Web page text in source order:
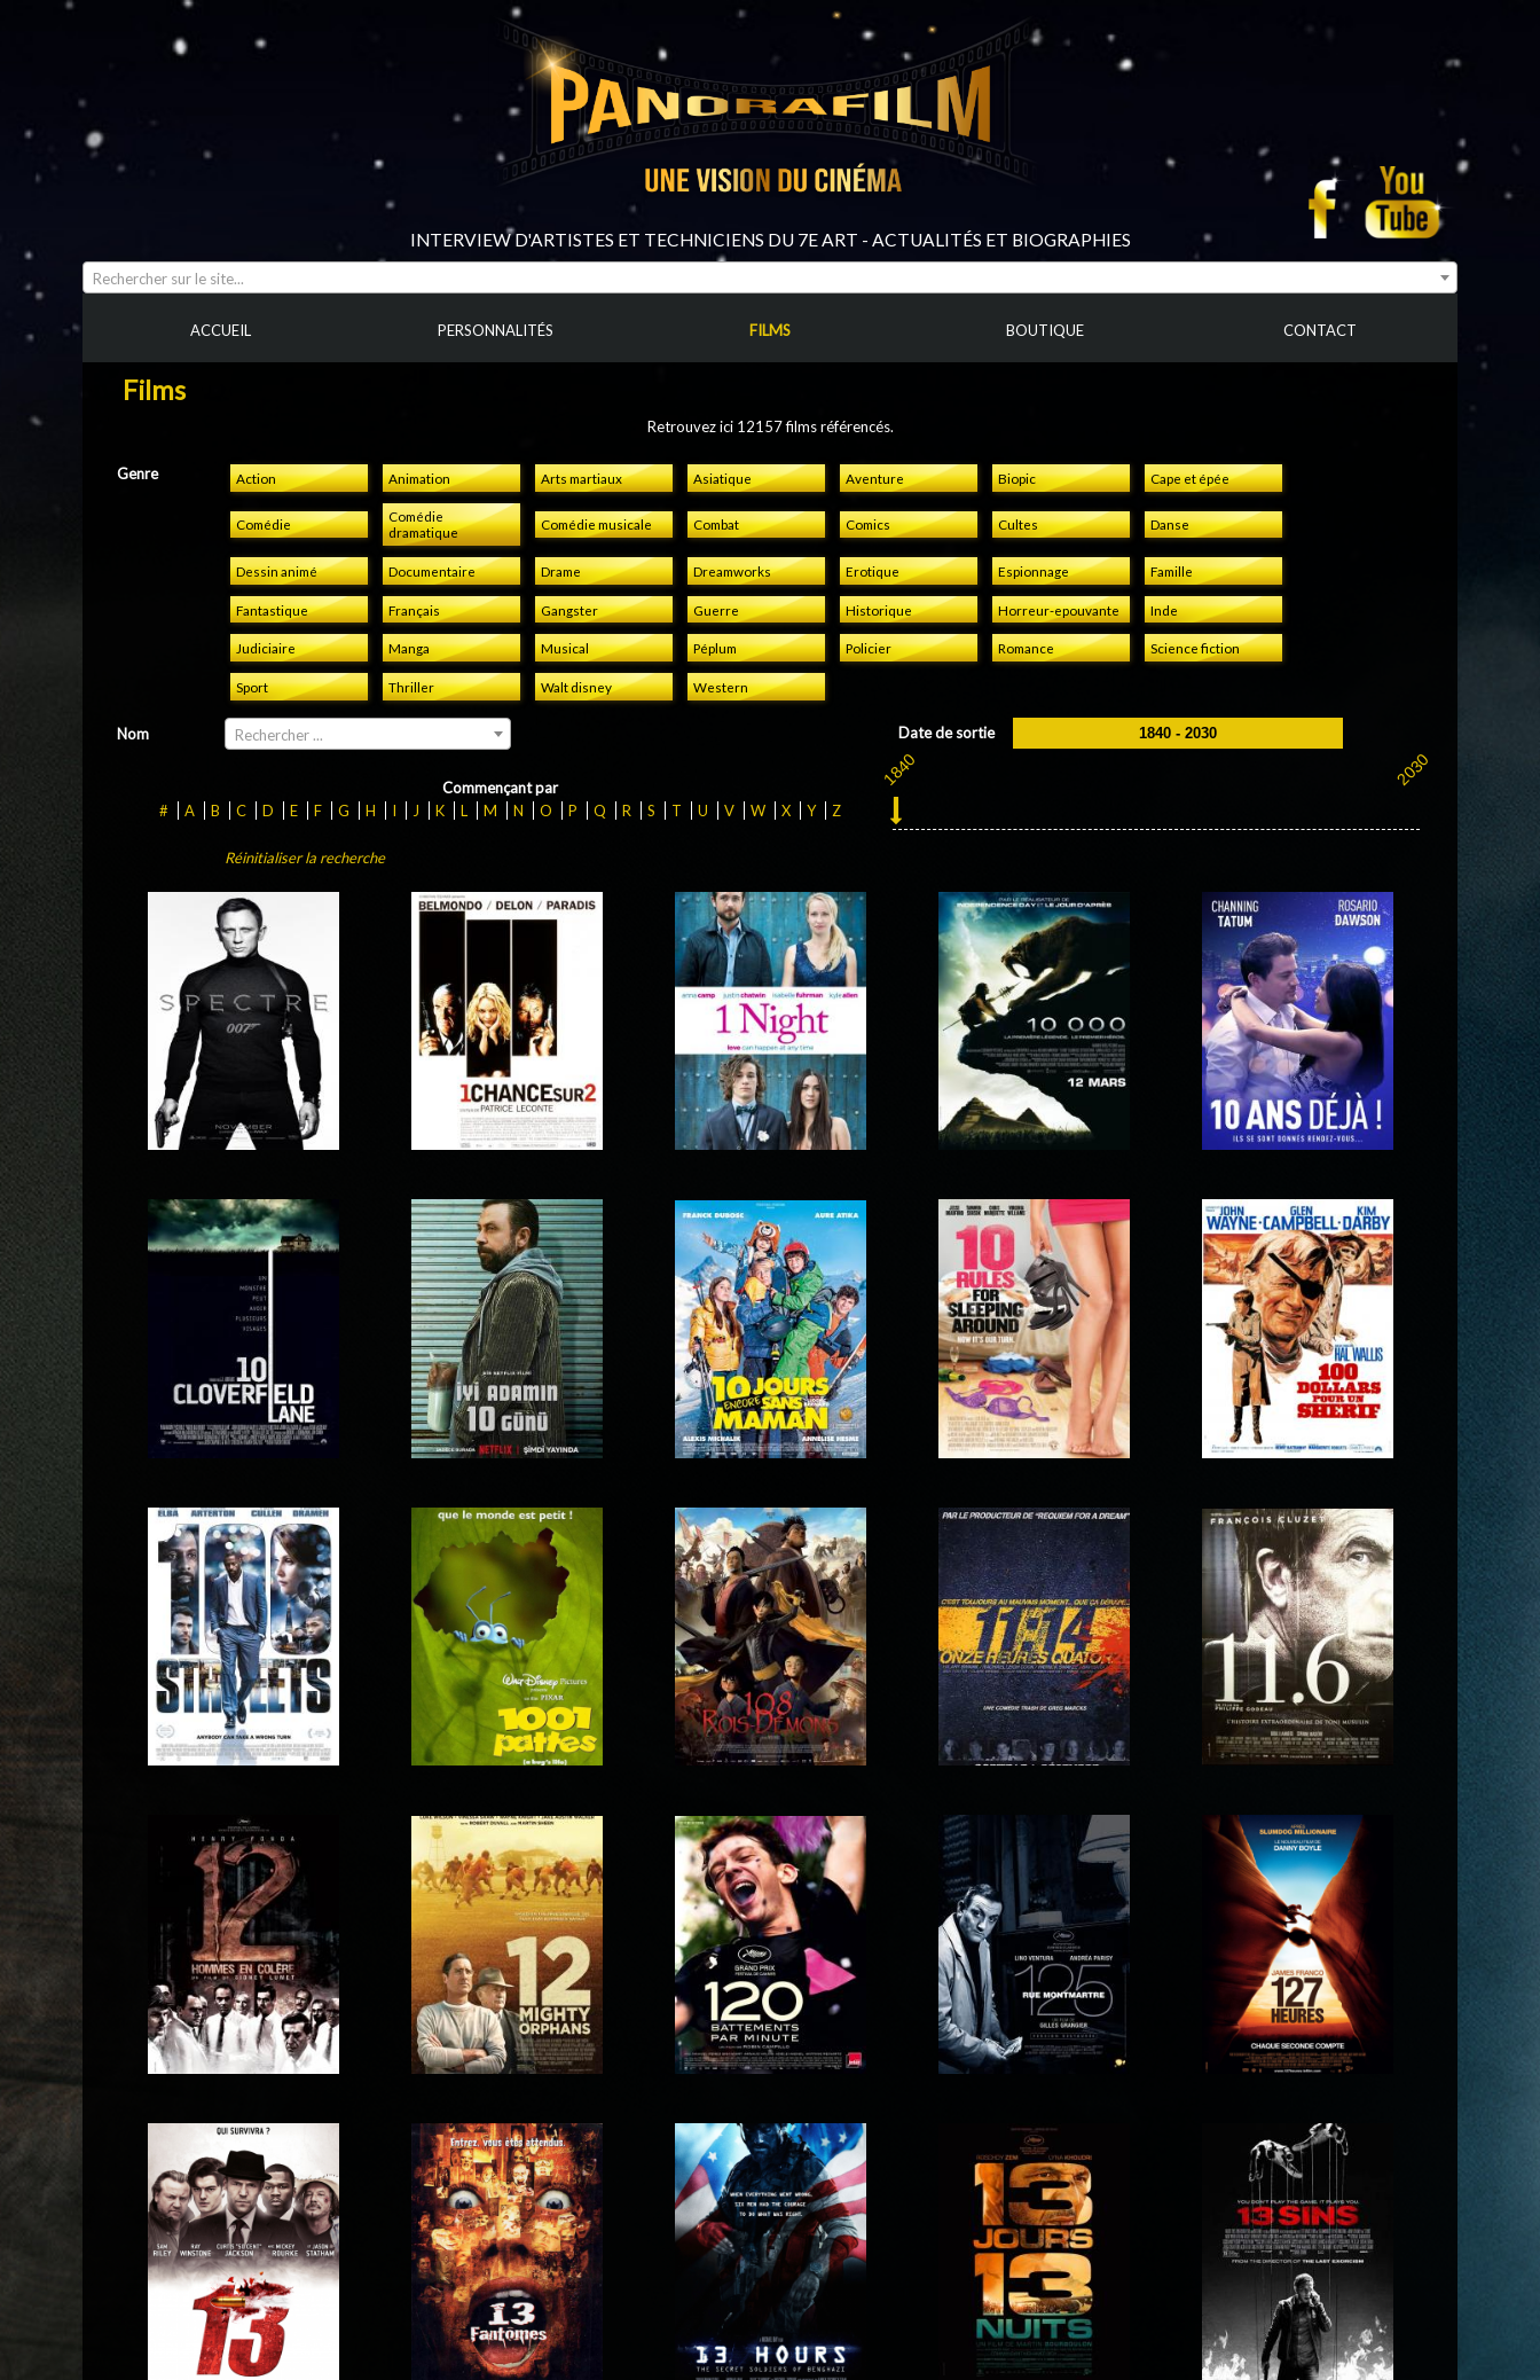
INTERVIEW D'ARTISTES ET TECHNICIENS DU 7E ART - ACTUALITÉS ET BIOGRAPHIES
Rechercher sur le site...
ACCUEIL PERSONNALITÉS FILMS BOUTIQUE CONTACT
Films
Retrouvez ici 12157 films référencés.
Genre Action Animation Arts martiaux Asiatique Aventure Biopic Cape et épée
Comédie
Comédie
dramatique
Comédie musicale Combat Comics Cultes Danse
Dessin animé Documentaire Drame Dreamworks Erotique Espionnage Famille
Fantastique Français Gangster Guerre Historique Horreur-epouvante Inde
Judiciaire Manga Musical Péplum Policier Romance Science fiction
Sport Thriller Walt disney Western
Nom Rechercher ...
Commençant par
#
A B C D E F G H I J K L M N O P Q R S T U V W X Y Z
Date de sortie
Réinitialiser la recherche
007 Spectre 1 chance sur 2 1 Night 10 000 10 ans déjà
10 Cloverfield Lane 10 jours du côté du bien
10 jours encore sans
maman
10 Rules for Sleeping
Around
100 dollars pour un
shérif
100 Streets 1001 Pattes 108 Rois-Démons
11 : 14 onze heures
quatorze
11.6
12 hommes en colère 12 Mighty Orphans
120 battements par
minute
125, rue Montmartre 127 heures